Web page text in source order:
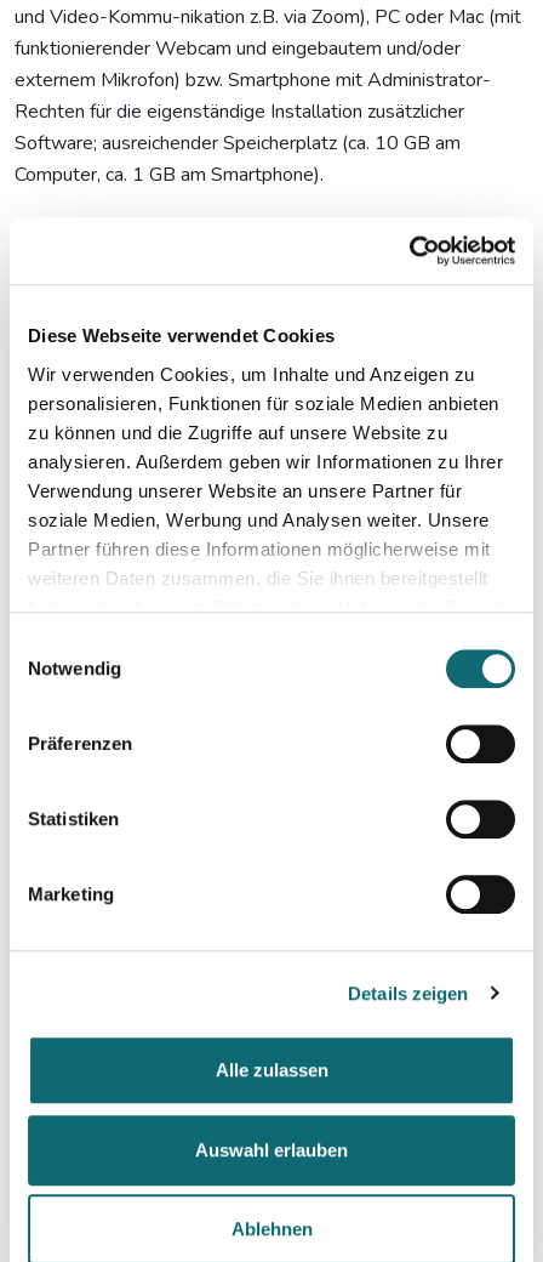
Diese Webseite verwendet Cookies
Wir verwenden Cookies, um Inhalte und Anzeigen zu
personalisieren, Funktionen für soziale Medien anbieten
zu können und die Zugriffe auf unsere Website zu
analysieren. Außerdem geben wir Informationen zu Ihrer
Verwendung unserer Website an unsere Partner für
soziale Medien, Werbung und Analysen weiter. Unsere
Partner führen diese Informationen möglicherweise mit
weiteren Daten zusammen, die Sie ihnen bereitgestellt
Notwendig
Präferenzen
Statistiken
Marketing
Details zeigen
Alle zulassen
Auswahl erlauben
Ablehnen
und Video-Kommu-nikation z.B. via Zoom), PC oder Mac (mit
funktionierender Webcam und eingebautem und/oder
externem Mikrofon) bzw. Smartphone mit Administrator-
Rechten für die eigenständige Installation zusätzlicher
Software; ausreichender Speicherplatz (ca. 10 GB am
Computer, ca. 1 GB am Smartphone).
Das müssen Sie vorbereiten /
mitbringen:
Bitte installieren Sievorabeine Podcast-App (beliebiger
Podcatcher bzw. Spotify, Google Podcasts oder Apple
Podcasts) mit der Möglichkeit, rasch weitere Podcasts
(Empfehlungen im Seminar) zu finden und zu abonnieren.
Eine Übersicht über weitere benötigte (und leicht zu
installierende) Software / Apps wird rechtzeitig vor
Seminarbeginn an die TeilnehmerInnen ausgesandt; dabei
werden Optionen sowohl für Windows, Mac und Linux als
„Windows Phone“ können keine Apps empfohlen werden.